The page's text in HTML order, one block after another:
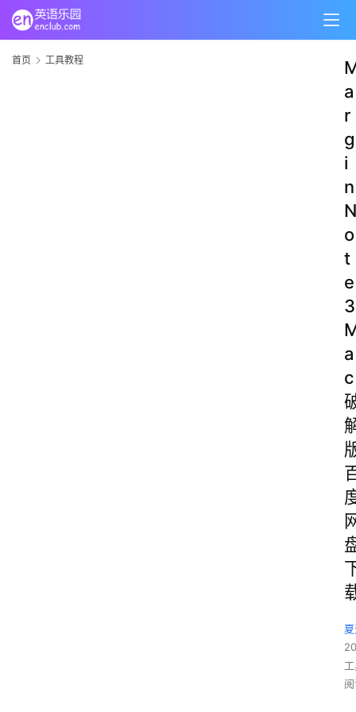
首页 工具教程
a
r
g
i
n
N
o
t
e
3
a
c